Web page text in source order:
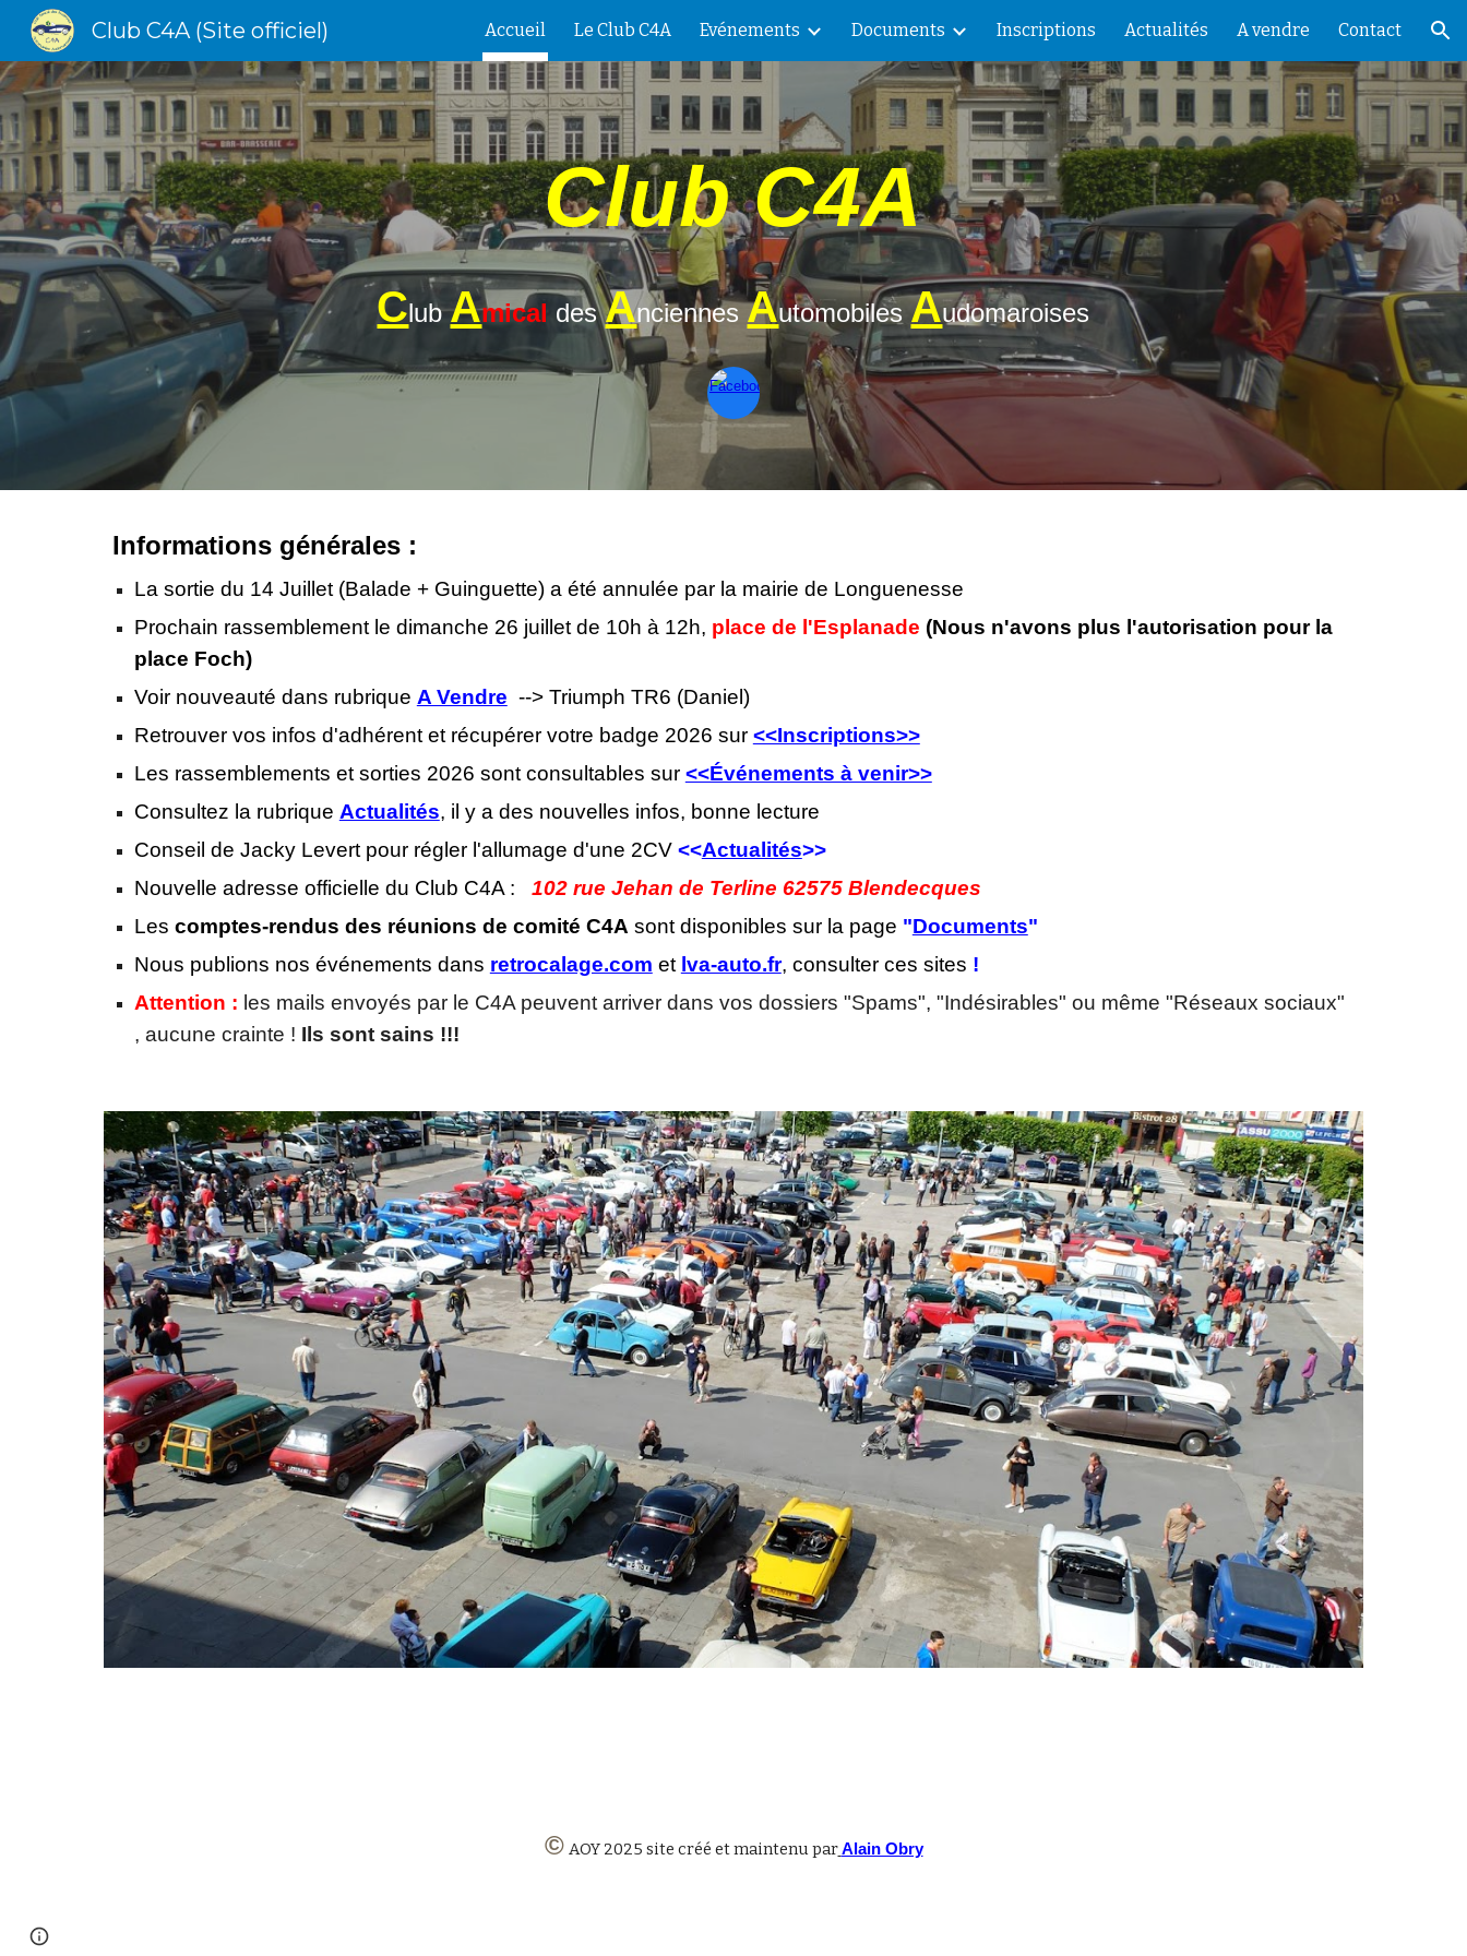
Skip to main content Skip to navigation
Club C4A (Site officiel) Accueil Le Club C4A Evénements Documents Inscriptions Actualités A vendre Contact
Club C4A
ClubAmical desAnciennesAutomobiles Audomaroises
Informations générales :
La sortie du 14 Juillet (Balade + Guinguette) a été annulée par la mairie de Longuenesse
Prochain rassemblement le dimanche 26 juillet de 10h à 12h, place de l'Esplanade (Nous n'avons plus l'autorisation pour la
place Foch)
Voir nouveauté dans rubrique A Vendre --> Triumph TR6 (Daniel)
Retrouver vos infos d'adhérent et récupérer votre badge 2026 sur <<Inscriptions>>
Les rassemblements et sorties 2026 sont consultables sur <<Événements à venir>>
Consultez la rubrique Actualités, il ya des nouvelles infos, bonne lecture
Conseil de Jacky Levert pour régler l'allumage d'une 2CV <<Actualités>>
Nouvelle adresse officielle du Club C4A : 102 rue Jehan de Terline 62575 Blendecques
Les comptes-rendus des réunions de comité C4A sont disponibles sur la page "Documents"
Nous publions nos événements dans retrocalage.com et lva-auto.fr, consulter ces sites !
Attention : les mails envoyés par le C4A peuvent arriver dans vos dossiers "Spams", "Indésirables" ou même "Réseaux sociaux"
, aucune crainte ! Ils sont sains !!!
© AOY 2025 site créé et maintenu par Alain Obry